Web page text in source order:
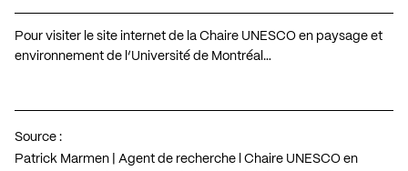
Pour visiter le site internet de la Chaire UNESCO en paysage et
environnement de l’Université de Montréal…
Source :
Patrick Marmen | Agent de recherche l Chaire UNESCO en